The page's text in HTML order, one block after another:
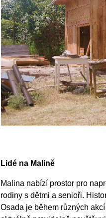
Lidé na Malině
Malina nabízí prostor pro
rodiny s dětmi a senioři.
Osada je během různých